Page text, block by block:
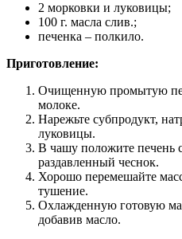
2 морковки и луковицы;
100 г. масла слив.;
печенка – полкило.
Приготовление:
Очищенную промытую
молоке.
Нарежьте субпродукт,
луковицы.
В чашу положите печень
раздавленный чеснок.
Хорошо перемешайте
тушение.
Охлажденную готовую
добавив масло.